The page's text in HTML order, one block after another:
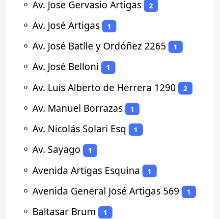
⚬ Av. Jose Gervasio Artigas 2
⚬ Av. José Artigas 1
⚬ Av. José Batlle y Ordóñez 2265 1
⚬ Av. José Belloni 1
⚬ Av. Luis Alberto de Herrera 1290 2
⚬ Av. Manuel Borrazas 1
⚬ Av. Nicolás Solari Esq 1
⚬ Av. Sayago 1
⚬ Avenida Artigas Esquina 1
⚬ Avenida General José Artigas 569 1
⚬ Baltasar Brum 1